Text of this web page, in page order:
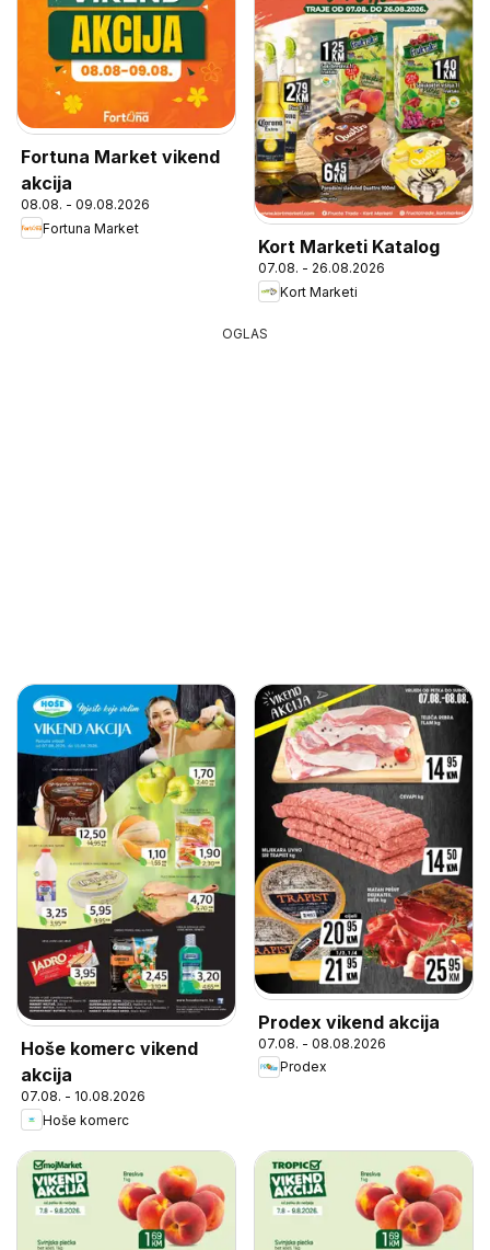
Fortuna Market vikend
akcija
08.08. - 09.08.2026
Fortuna Market
Kort Marketi Katalog
07.08. - 26.08.2026
Kort Marketi
OGLAS
Hoše komerc vikend
akcija
07.08. - 10.08.2026
Hoše komerc
Prodex vikend akcija
07.08. - 08.08.2026
Prodex